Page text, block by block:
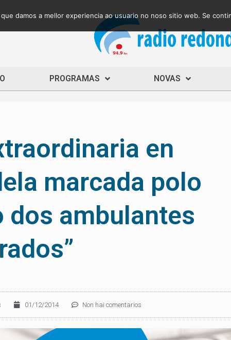
PROGRAMAS NOVAS
en
marcada polo
dos ambulantes
01/12/2014 Non hai comentarios
damos a mellor experiencia ao usuario no noso sitio web. Se